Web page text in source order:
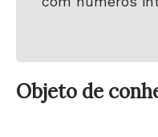
Objeto de